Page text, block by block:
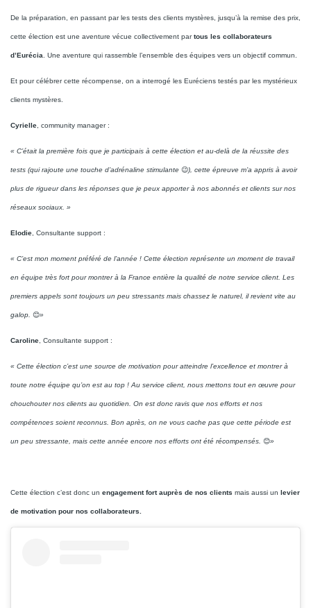
De la préparation, en passant par les tests des clients mystères, jusqu’à la remise des prix,
cette élection est une aventure vécue collectivement partous les collaborateurs
d’Eurécia. Une aventure qui rassemble l’ensemble des équipes vers un objectif commun.
Et pour célébrer cette récompense, on a interrogé les Euréciens testés par les mystérieux
clients mystères.
Cyrielle, community manager :
« C’était la première fois que je participais à cette élection et au-delà de la réussite des
tests (qui rajoute une touche d’adrénaline stimulante 😉), cette épreuve m’a appris à avoir
plus de rigueur dans les réponses que je peux apporter à nos abonnés et clients sur nos
réseaux sociaux. »
Elodie, Consultante support :
« C’est mon moment préféré de l’année ! Cette élection représente un moment de travail
en équipe très fort pour montrer à la France entière la qualité de notre service client. Les
premiers appels sont toujours un peu stressants mais chassez le naturel, il revient vite au
galop. 😊»
Caroline, Consultante support :
« Cette élection c’est une source de motivation pour atteindre l’excellence et montrer à
toute notre équipe qu’on est au top ! Au service client, nous mettons tout en œuvre pour
chouchouter nos clients au quotidien. On est donc ravis que nos efforts et nos
compétences soient reconnus. Bon après, on ne vous cache pas que cette période est
un peu stressante, mais cette année encore nos efforts ont été récompensés. 😊»
Cette élection c’est donc un engagement fort auprès de nos clients mais aussi un levier
de motivation pour nos collaborateurs.